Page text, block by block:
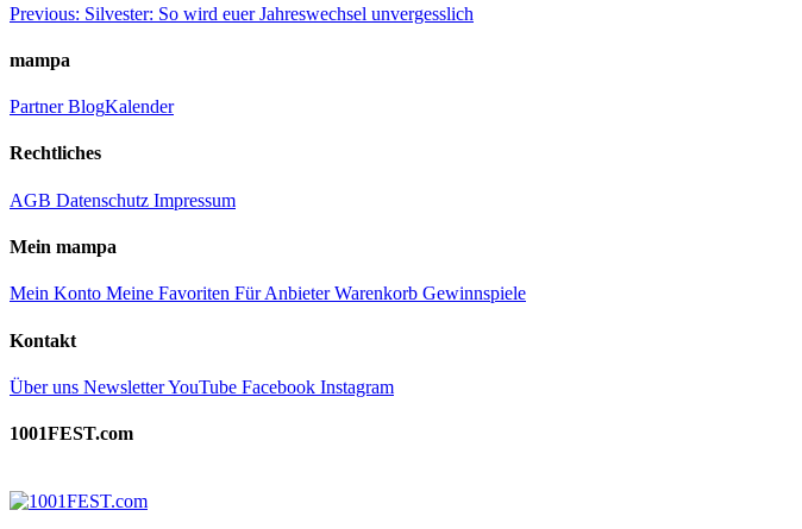
Beitragsnavigation
Previous: Silvester: So wird euer Jahreswechsel unvergesslich
mampa
PartnerBlogKalender
Rechtliches
AGB Datenschutz Impressum
Mein mampa
Mein Konto Meine Favoriten Für AnbieterWarenkorb Gewinnspiele
Kontakt
Über uns NewsletterYouTube Facebook Instagram
1001FEST.com